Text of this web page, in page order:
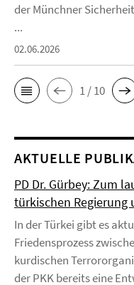
der Münchner
...
02.06.2026
1 / 10
AKTUELLE
PD Dr. Gürbey: Zum
türkischen Regierung
In der Türkei gibt es
Friedensprozess
kurdischen
der PKK bereits eine